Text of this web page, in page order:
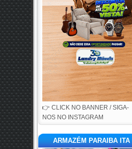
👉 CLICK NO BANNER / SIGA-
NOS NO INSTAGRAM
ARMAZÉM PARAIBA ITA